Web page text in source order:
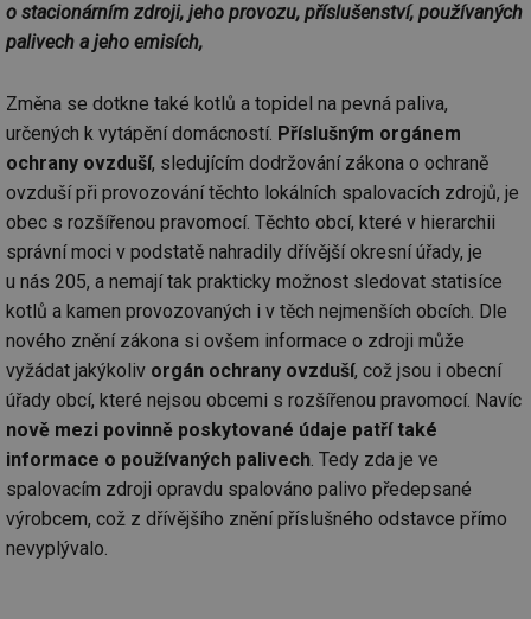
o stacionárním zdroji, jeho provozu, příslušenství, používaných
palivech a jeho emisích,
Změna se dotkne také kotlů a topidel na pevná paliva,
určených k vytápění domácností. Příslušným orgánem
ochrany ovzduší, sledujícím dodržování zákona o ochraně
ovzduší při provozování těchto lokálních spalovacích zdrojů, je
obec s rozšířenou pravomocí. Těchto obcí, které v hierarchii
správní moci v podstatě nahradily dřívější okresní úřady, je
u nás 205, a nemají tak prakticky možnost sledovat statisíce
kotlů a kamen provozovaných i v těch nejmenších obcích. Dle
nového znění zákona si ovšem informace o zdroji může
vyžádat jakýkoliv orgán ochrany ovzduší, což jsou i obecní
úřady obcí, které nejsou obcemi s rozšířenou pravomocí. Navíc
nově mezi povinně poskytované údaje patří také
informace o používaných palivech. Tedy zda je ve
spalovacím zdroji opravdu spalováno palivo předepsané
výrobcem, což z dřívějšího znění příslušného odstavce přímo
nevyplývalo.